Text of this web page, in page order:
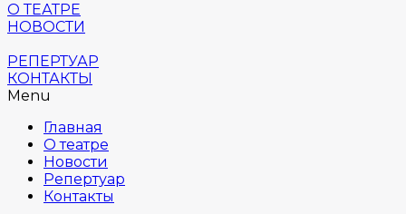
О ТЕАТРЕ
НОВОСТИ
РЕПЕРТУАР
КОНТАКТЫ
Menu
Главная
О театре
Новости
Репертуар
Контакты